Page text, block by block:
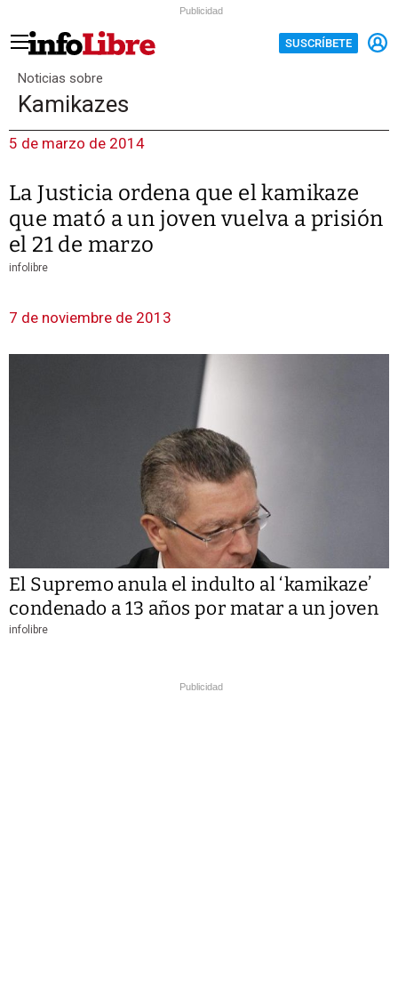
Publicidad
SUSCRÍBETE
Noticias sobre
Kamikazes
5 de marzo de 2014
La Justicia ordena que el kamikaze
que mató a un joven vuelva a prisión
el 21 de marzo
infolibre
7 de noviembre de 2013
El Supremo anula el indulto al ‘kamikaze’
condenado a 13 años por matar a un joven
infolibre
Publicidad